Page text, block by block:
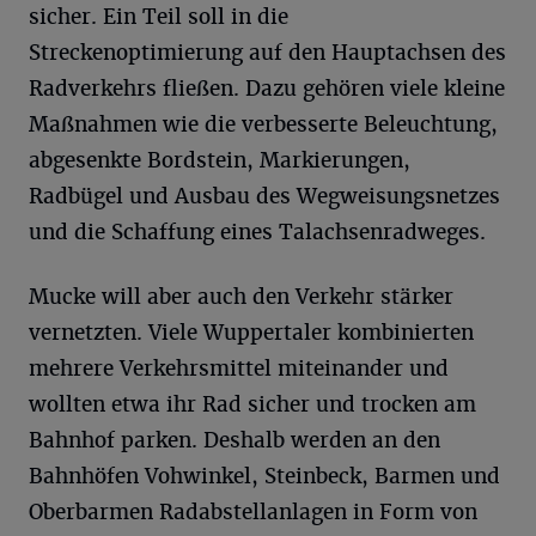
sicher. Ein Teil soll in die
Streckenoptimierung auf den Hauptachsen des
Radverkehrs fließen. Dazu gehören viele kleine
Maßnahmen wie die verbesserte Beleuchtung,
abgesenkte Bordstein, Markierungen,
Radbügel und Ausbau des Wegweisungsnetzes
und die Schaffung eines Talachsenradweges.
Mucke will aber auch den Verkehr stärker
vernetzten. Viele Wuppertaler kombinierten
mehrere Verkehrsmittel miteinander und
wollten etwa ihr Rad sicher und trocken am
Bahnhof parken. Deshalb werden an den
Bahnhöfen Vohwinkel, Steinbeck, Barmen und
Oberbarmen Radabstellanlagen in Form von